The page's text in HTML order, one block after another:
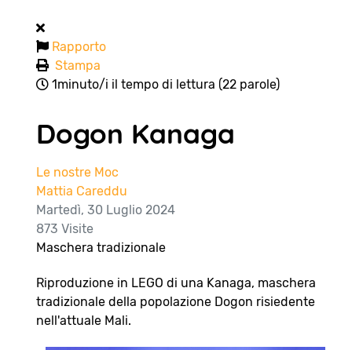
Rapporto
Stampa
1minuto/i il tempo di lettura (22 parole)
Dogon Kanaga
Le nostre Moc
Mattia Careddu
Martedì, 30 Luglio 2024
873 Visite
Maschera tradizionale
Riproduzione in LEGO di una Kanaga, maschera
tradizionale della popolazione Dogon risiedente
nell'attuale Mali.